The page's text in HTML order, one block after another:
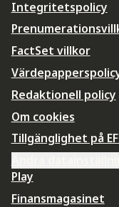
Integritetspolicy
FactSet villkor
Redaktionell policy
Om cookies
Tillgänglighet på
Play
Finansmagasinet